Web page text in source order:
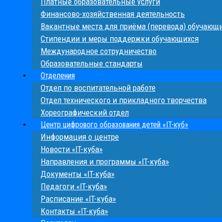
Финансово-хозяйственная деятельность
Вакантные места для приёма (перевода)
Стипендии и меры поддержки обучающихся
Международное сотрудничество
Образовательные стандарты
Отделения
Отдел по воспитательной работе
Отдел технического и прикладного творчества
Хореографический отдел
Центр цифрового образования детей «IT-куб»
Информация о центре
Новости «IT-куба»
Направления и программы «IT-куба»
Документы «IT-куба»
Педагоги «IT-куба»
Расписание «IT-куба»
Контакты «IT-куба»